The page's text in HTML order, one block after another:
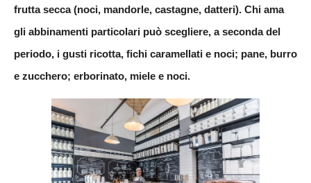
frutta secca (noci, mandorle, castagne, datteri). Chi ama
gli abbinamenti particolari può scegliere, a seconda del
periodo, i gusti ricotta, fichi caramellati e noci; pane, burro
e zucchero; erborinato, miele e noci.